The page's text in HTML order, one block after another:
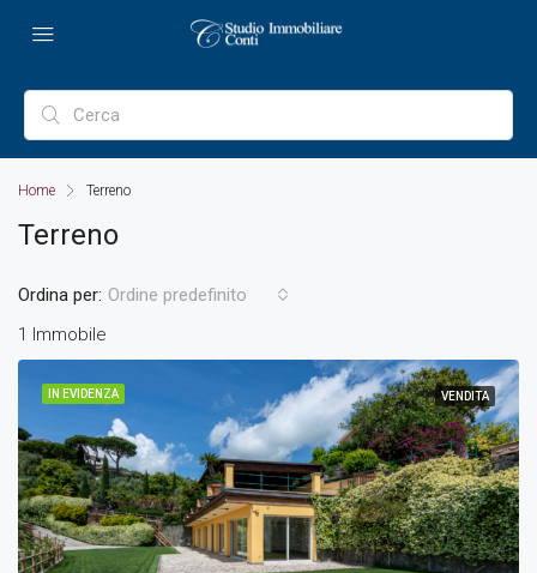
Home Terreno
Terreno
1 Immobile
Ordina per: Ordine predefinito
IN EVIDENZA VENDITA